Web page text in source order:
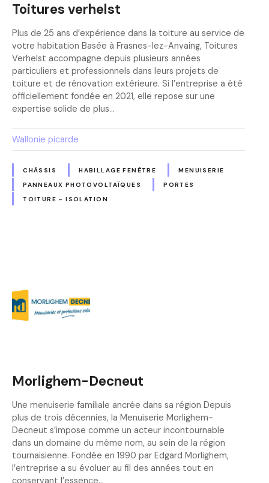
Toitures verhelst
Plus de 25 ans d’expérience dans la toiture au service de
votre habitation Basée à Frasnes-lez-Anvaing, Toitures
Verhelst accompagne depuis plusieurs années
particuliers et professionnels dans leurs projets de
toiture et de rénovation extérieure. Si l’entreprise a été
officiellement fondée en 2021, elle repose sur une
expertise solide de plus…
Wallonie picarde
CHÂSSIS HABILLAGE FENÊTRE
MENUISERIE
PANNEAUX PHOTOVOLTAÏQUES
PORTES
TOITURE – ISOLATION
Morlighem-Decneut
Une menuiserie familiale ancrée dans sa région Depuis
plus de trois décennies, la Menuiserie Morlighem-
Decneut s’impose comme un acteur incontournable
dans un domaine du même nom, au sein de la région
tournaisienne. Fondée en 1990 par Edgard Morlighem,
l’entreprise a su évoluer au fil des années tout en
conservant l’essence…